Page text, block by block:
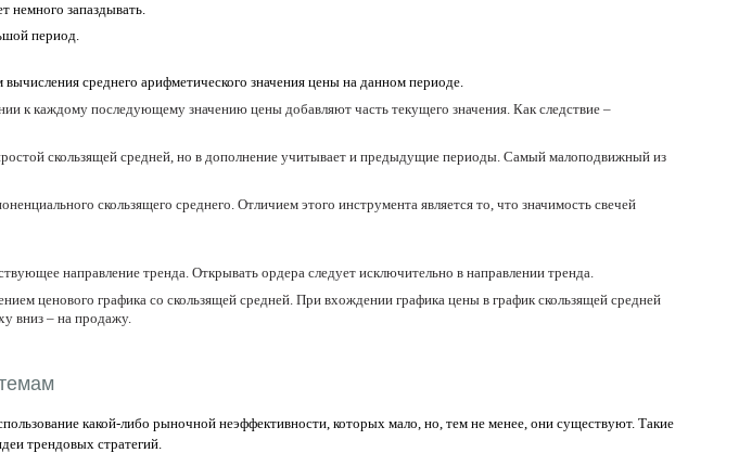
немного запаздывать.
период.
среднего арифметического значения цены на данном периоде.
к каждому последующему значению цены добавляют часть текущего значения. Как следствие –
скользящей средней, но в дополнение учитывает и предыдущие периоды. Самый малоподвижный из
скользящего среднего. Отличием этого инструмента является то, что значимость свечей
направление тренда. Открывать ордера следует исключительно в направлении тренда.
ценового графика со скользящей средней. При вхождении графика цены в график скользящей средней
вниз – на продажу.
какой-либо рыночной неэффективности, которых мало, но, тем не менее, они существуют. Такие
трендовых стратегий.